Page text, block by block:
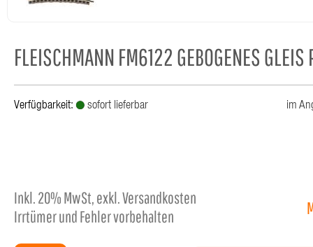
FLEISCHMANN FM6122 GEBOGENES GLEIS
im
Verfügbarkeit: sofort lieferbar
Inkl.20%MwSt, exkl. Versandkosten
Irrtümer und Fehler vorbehalten